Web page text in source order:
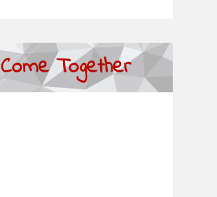
Come Together